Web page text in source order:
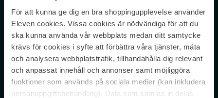
För att kunna ge dig en bra shoppingupplevelse använder
Eleven cookies. Vissa cookies är nödvändiga för att du
ska kunna använda vår webbplats medan ditt samtycke
krävs för cookies i syfte att förbättra våra tjänster, mäta
och analysera webbplatstrafik, tillhandahålla dig relevant
och anpassat innehåll och annonser samt möjliggöra
funktioner som används på sociala medier (kan inkludera
personuppgiftsbehandling). Data som samlas in delas
Never miss a beat.
Sign up to our newsletter.
Genom att prenumerera accepterar du vår Integritetspolicy. Avprenumerera